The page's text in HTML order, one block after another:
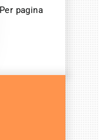
Per pagina